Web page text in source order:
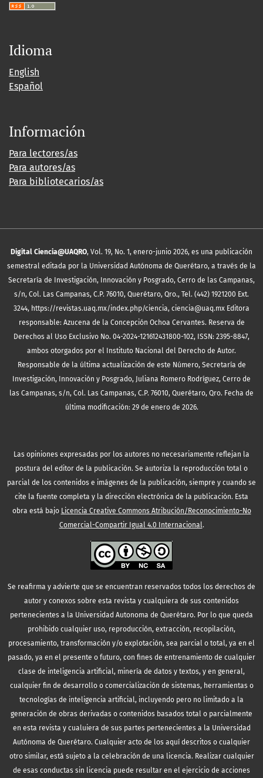
Idioma
English
Español
Información
Para lectores/as
Para autores/as
Para bibliotecarios/as
Digital Ciencia@UAQRO, Vol. 19, No. 1, enero-junio 2026, es una publicación
semestral editada por la Universidad Autónoma de Querétaro, a través de la
Secretaría de Investigación, Innovación y Posgrado, Cerro de las Campanas,
s/n, Col. Las Campanas, C.P. 76010, Querétaro, Qro., Tel. (442) 1921200 Ext.
3244, https://revistas.uaq.mx/index.php/ciencia, ciencia@uaq.mx Editora
responsable: Azucena de la Concepción Ochoa Cervantes. Reserva de
Derechos al Uso Exclusivo No. 04-2024-121612431800-102, ISSN: 2395-8847,
ambos otorgados por el Instituto Nacional del Derecho de Autor.
Responsable de la última actualización de este Número, Secretaría de
Investigación, Innovación y Posgrado, Juliana Romero Rodríguez, Cerro de
las Campanas, s/n, Col. Las Campanas, C.P. 76010, Querétaro, Qro. Fecha de
última modificación: 29 de enero de 2026.
Las opiniones expresadas por los autores no necesariamente reflejan la
postura del editor de la publicación. Se autoriza la reproducción total o
parcial de los contenidos e imágenes de la publicación, siempre y cuando se
cite la fuente completa y la dirección electrónica de la publicación. Esta
obra está bajo Licencia Creative Commons Atribución/Reconocimiento-No
Comercial-Compartir Igual 4.0 Internacional.
Se reafirma y advierte que se encuentran reservados todos los derechos de
autor y conexos sobre esta revista y cualquiera de sus contenidos
pertenecientes a la Universidad Autonoma de Querétaro. Por lo que queda
prohibido cualquier uso, reproducción, extracción, recopilación,
procesamiento, transformación y/o explotación, sea parcial o total, ya en el
pasado, ya en el presente o futuro, con fines de entrenamiento de cualquier
clase de inteligencia artificial, minería de datos y textos, y en general,
cualquier fin de desarrollo o comercialización de sistemas, herramientas o
tecnologías de inteligencia artificial, incluyendo pero no limitado a la
generación de obras derivadas o contenidos basados total o parcialmente
en esta revista y cualuiera de sus partes pertenecientes a la Universidad
Autónoma de Querétaro. Cualquier acto de los aquí descritos o cualquier
otro similar, está sujeto a la celebración de una licencia. Realizar cualquier
de esas conductas sin licencia puede resultar en el ejercicio de acciones